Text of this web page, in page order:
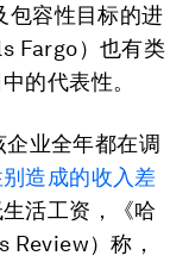
包容性目标的进
Fargo）也有类
的代表性。
业全年都在调
造成的收入差
活工资，《哈
Review）称，